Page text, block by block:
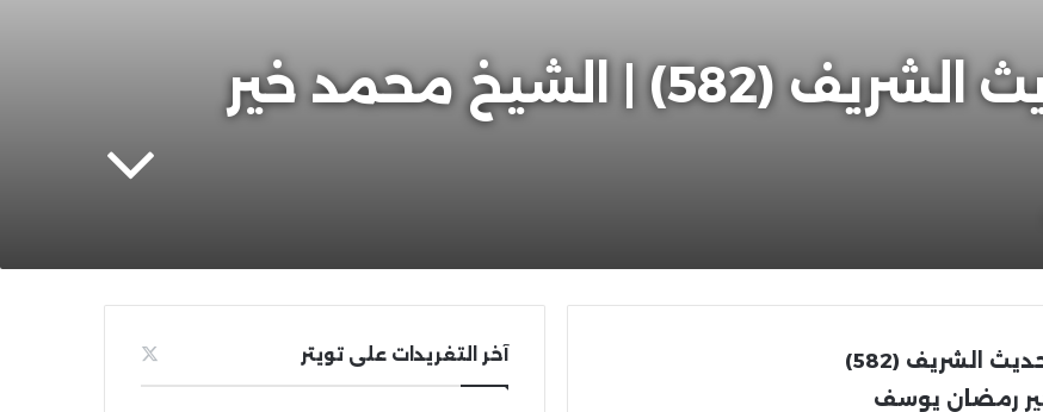
تكملة مؤلفات الحديث الشريف (582) | الشيخ محمد خير
الشريف (582)
رمضان يوسف
آخر التغريدات على تويتر